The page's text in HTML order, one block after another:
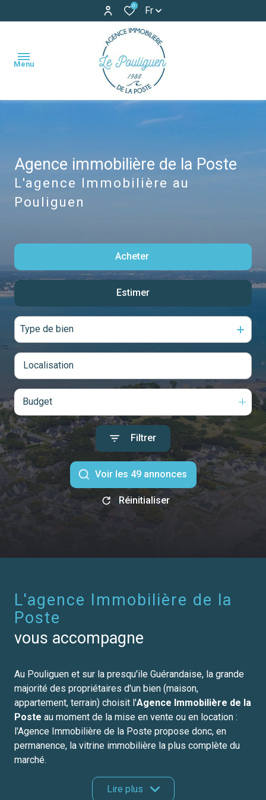
0 Fr
Menu
maisons
appartements
autres
locations
maisons
appartements
locations
agence
contact
Agence immobilière de la Poste
L'agence Immobilière au
Pouliguen
Acheter
Estimer
Type de bien
Budget
Filtrer
Voir les 49annonces
Réinitialiser
L'agence Immobilière de la
Poste
vous accompagne
Au Pouliguen et sur la presqu'ile Guérandaise, la grande
majorité des propriétaires d'un bien (maison,
appartement, terrain) choisit l'Agence Immobilière de la
Poste au moment de la mise en vente ou en location :
l'Agence Immobilière de la Poste propose donc, en
permanence, la vitrine immobilière la plus complète du
marché.
Parallèlement, chacun des collaborateurs de l'Agence
Lire plus